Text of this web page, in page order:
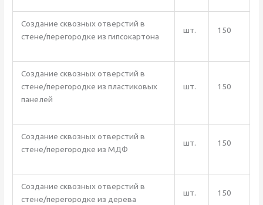
Создание сквозных отверстий в
стене/перегородке из гипсокартона
шт. 150
Создание сквозных отверстий в
стене/перегородке из пластиковых
панелей
шт. 150
Создание сквозных отверстий в
стене/перегородке из МДФ
шт. 150
Создание сквозных отверстий в
стене/перегородке из дерева
шт. 150